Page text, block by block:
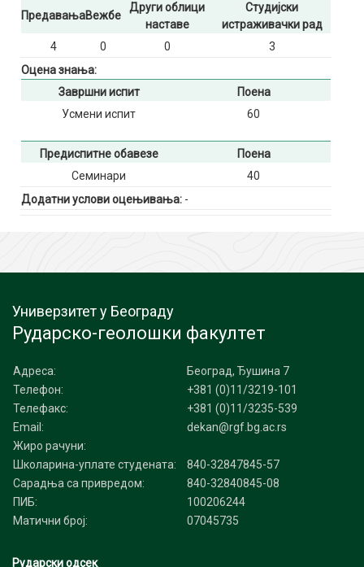
ПредавањаВежбе
Други облици
наставе
Студијски
истраживачки рад
4
0 0
3
Оцена знања:
Завршни испит
Поена
Усмени испит
60
Предиспитне обавезе
Поена
Семинари
40
Додатни услови оцењивања: -
Универзитет у Београду
Рударско-геолошки факултет
Адреса:
Београд, Ђушина 7
Телефон:
+381 (0)11/3219-101
Телефакс:
+381 (0)11/3235-539
Email:
dekan@rgf.bg.ac.rs
Жиро рачуни:
Школарина-уплате студената:
840-32847845-57
Сарадња са привредом:
840-32840845-08
ПИБ:
100206244
Матични број:
07045735
Рударски одсек